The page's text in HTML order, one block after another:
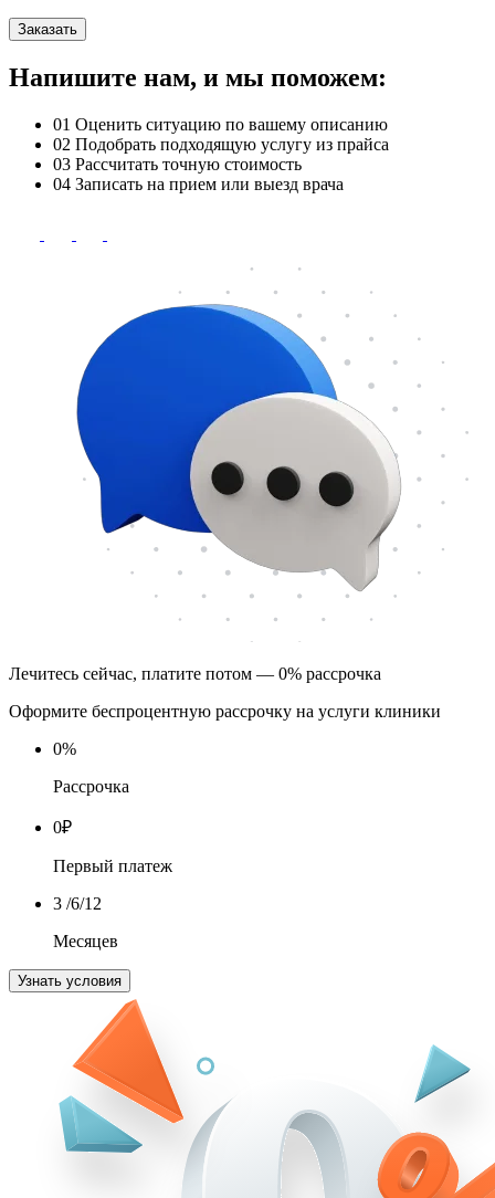
Заказать
Напишите нам, и мы поможем:
01 Оценить ситуацию по вашему описанию
02 Подобрать подходящую услугу из прайса
03 Рассчитать точную стоимость
04 Записать на прием или выезд врача
Лечитесь сейчас, платите потом — 0% рассрочка
Оформите беспроцентную рассрочку на услуги клиники
0%
Рассрочка
0₽
Первый платеж
3 /6/12
Месяцев
Узнать условия